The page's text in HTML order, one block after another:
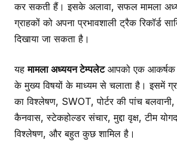
कर सकती हैं। इसके अलावा, सफल मामला
ग्राहकों को अपना प्रभावशाली ट्रैक रिकॉर्ड
दिखाया जा सकता है।
यहमामला अध्ययन टेम्पलेटआपको एक आकर्षक
के मुख्य विषयों के माध्यम से चलाता है। इसमें
का विश्लेषण, SWOT, पोर्टर की पांच बलवानी,
कैनवास, स्टेकहोल्डर संचार, मुद्दा वृक्ष, टीम
विश्लेषण, और बहुत कुछ शामिल है।